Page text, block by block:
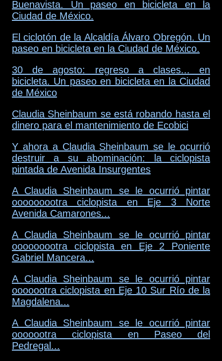
Buenavista. Un paseo en bicicleta en la
Ciudad de México.
El ciclotón de la Alcaldía Álvaro Obregón. Un
paseo en bicicleta en la Ciudad de México.
30 de agosto: regreso a clases... en
bicicleta. Un paseo en bicicleta en la Ciudad
de México
Claudia Sheinbaum se está robando hasta el
dinero para el mantenimiento de Ecobici
Y ahora a Claudia Sheinbaum se le ocurrió
destruir a su abominación: la ciclopista
pintada de Avenida Insurgentes
A Claudia Sheinbaum se le ocurrió pintar
ooooooootra ciclopista en Eje 3 Norte
Avenida Camarones...
A Claudia Sheinbaum se le ocurrió pintar
ooooooootra ciclopista en Eje 2 Poniente
Gabriel Mancera...
A Claudia Sheinbaum se le ocurrió pintar
ooooootra ciclopista en Eje 10 Sur Río de la
Magdalena...
A Claudia Sheinbaum se le ocurrió pintar
ooooootra ciclopista en Paseo del
Pedregal...